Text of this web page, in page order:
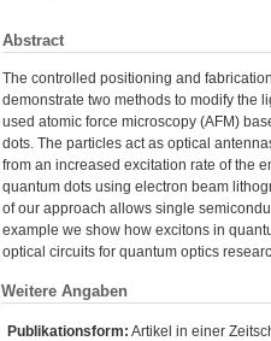
Abstract
The controlled positioning and
demonstrate two methods to modify the
used atomic force microscopy (AFM)
dots. The particles act as optical
from an increased excitation rate of the
quantum dots using electron beam
of our approach allows single
example we show how excitons in
optical circuits for quantum optics
Weitere Angaben
Publikationsform: Artikel in einer